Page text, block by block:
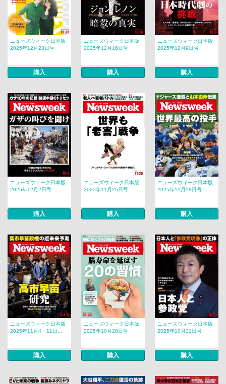
ニューズウィーク日本版
2025年12月23日号
購入
ニューズウィーク日本版
2025年12月16日号
購入
ニューズウィーク日本版
2025年12月9日号
購入
ニューズウィーク日本版
2025年12月2日号
購入
ニューズウィーク日本版
2025年11月25日号
購入
ニューズウィーク日本版
2025年11月18日号
購入
ニューズウィーク日本版
2025年11月4・11日...
購入
ニューズウィーク日本版
2025年10月28日号
購入
ニューズウィーク日本版
2025年10月21日号
購入